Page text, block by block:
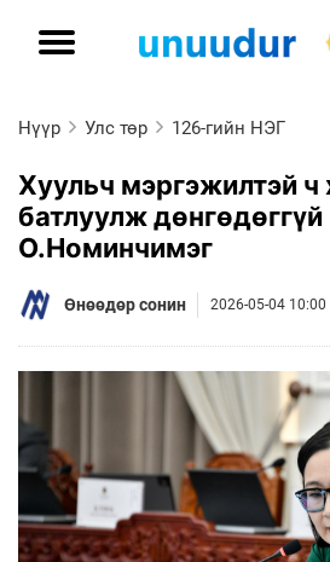
Нүүр Улс төр 126-гийн НЭГ
Хуульч мэргэжилтэй ч
батлуулж дөнгөдөггүй
О.Номинчимэг
Өнөөдөр сонин 2026-05-04 10:00